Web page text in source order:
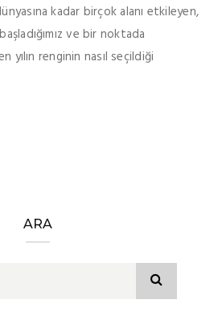
kadar birçok alanı etkileyen,
ve bir noktada
yılın renginin nasıl seçildiği
ARA